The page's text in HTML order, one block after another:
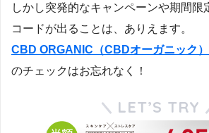
しかし突発的なキャンペーンや期間限
コードが出ることは、ありえます。
CBD ORGANIC（CBDオーガニック）
のチェックはお忘れなく！
LET’S TRY